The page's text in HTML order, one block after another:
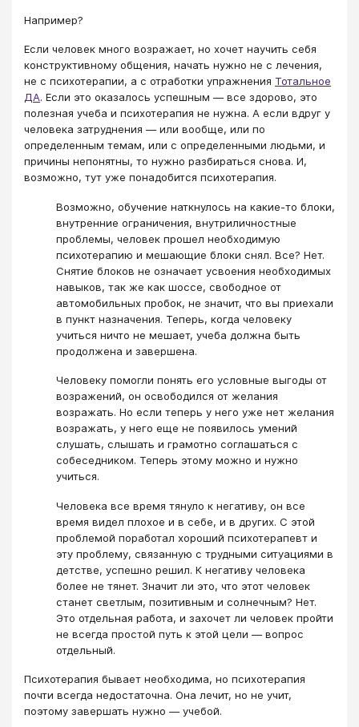
Например?
Если человек много возражает, но хочет научить себя
конструктивному общения, начать нужно не с лечения,
не с психотерапии, а с отработки упражнения Тотальное
ДА. Если это оказалось успешным — все здорово, это
полезная учеба и психотерапия не нужна. А если вдруг у
человека затруднения — или вообще, или по
определенным темам, или с определенными людьми, и
причины непонятны, то нужно разбираться снова. И,
возможно, тут уже понадобится психотерапия.
Возможно, обучение наткнулось на какие-то блоки,
внутренние ограничения, внутриличностные
проблемы, человек прошел необходимую
психотерапию и мешающие блоки снял. Все? Нет.
Снятие блоков не означает усвоения необходимых
навыков, так же как шоссе, свободное от
автомобильных пробок, не значит, что вы приехали
в пункт назначения. Теперь, когда человеку
учиться ничто не мешает, учеба должна быть
продолжена и завершена.
Человеку помогли понять его условные выгоды от
возражений, он освободился от желания
возражать. Но если теперь у него уже нет желания
возражать, у него еще не появилось умений
слушать, слышать и грамотно соглашаться с
собеседником. Теперь этому можно и нужно
учиться.
Человека все время тянуло к негативу, он все
время видел плохое и в себе, и в других. С этой
проблемой поработал хороший психотерапевт и
эту проблему, связанную с трудными ситуациями в
детстве, успешно решил. К негативу человека
более не тянет. Значит ли это, что этот человек
станет светлым, позитивным и солнечным? Нет.
Это отдельная работа, и захочет ли человек пройти
не всегда простой путь к этой цели — вопрос
отдельный.
Психотерапия бывает необходима, но психотерапия
почти всегда недостаточна. Она лечит, но не учит,
поэтому завершать нужно — учебой.